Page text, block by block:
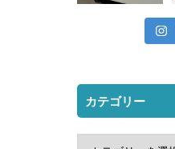
カテゴリー